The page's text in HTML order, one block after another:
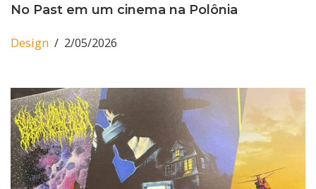
No Past em um cinema na Polônia
Design 2/05/2026